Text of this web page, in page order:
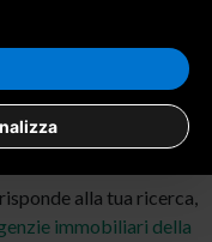
alla tua ricerca,
immobiliari della